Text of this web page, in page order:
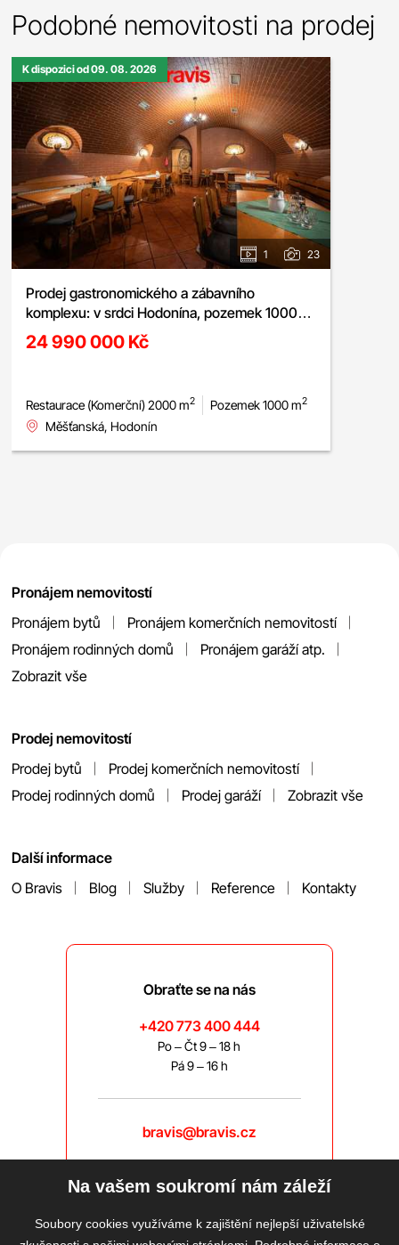
Podobné nemovitosti na prodej
K dispozici od 09. 08. 2026
1 23
Prodej gastronomického a zábavního
komplexu: v srdci Hodonína, pozemek 1000m²
, dvě restaurace, bowling, kulečník, šipky
24 990 000 Kč
Restaurace (Komerční) 2000 m2 Pozemek 1000 m2
Měšťanská, Hodonín
Pronájem nemovitostí
Pronájem bytů
Pronájem komerčních nemovitostí
Pronájem rodinných domů
Pronájem garáží atp.
Zobrazit vše
Prodej nemovitostí
Prodej bytů
Prodej komerčních nemovitostí
Prodej rodinných domů
Prodej garáží Zobrazit vše
Další informace
O Bravis
Blog Služby Reference Kontakty
Obraťte se na nás
+420 773 400 444
Po – Čt 9 – 18 h
Pá 9 – 16 h
bravis@bravis.cz
Na vašem soukromí nám záleží
Soubory cookies využíváme k zajištění nejlepší uživatelské